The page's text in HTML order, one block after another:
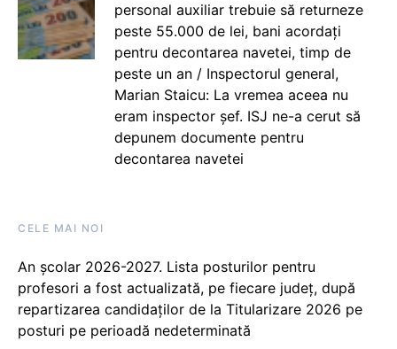
personal auxiliar trebuie să returneze
peste 55.000 de lei, bani acordați
pentru decontarea navetei, timp de
peste un an / Inspectorul general,
Marian Staicu: La vremea aceea nu
eram inspector șef. ISJ ne-a cerut să
depunem documente pentru
decontarea navetei
CELE MAI NOI
An școlar 2026-2027. Lista posturilor pentru
profesori a fost actualizată, pe fiecare județ, după
repartizarea candidaților de la Titularizare 2026 pe
posturi pe perioadă nedeterminată